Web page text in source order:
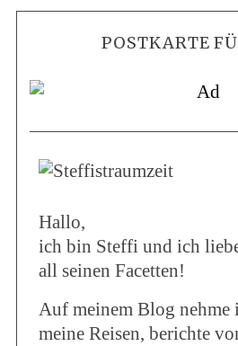
POSTKARTE
Hallo,
ich bin Steffi und ich
all seinen Facetten!
Auf meinem Blog
meine Reisen, berichte